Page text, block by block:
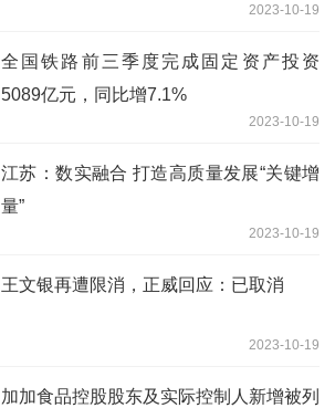
2023-10-19
全国铁路前三季度完成固定资产投资
5089亿元，同比增7.1%
2023-10-19
江苏：数实融合 打造高质量发展“关键增
量”
2023-10-19
王文银再遭限消，正威回应：已取消
2023-10-19
加加食品控股股东及实际控制人新增被列